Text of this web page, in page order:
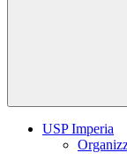
USP Imperia